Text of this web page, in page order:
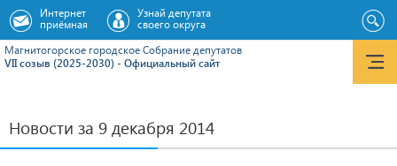
Магнитогорское городское Cобрание депутатов
VII созыв (2025-2030) - Официальный сайт
Интернет
приёмная
Узнай депутата
своего округа
Новости за 9 декабря 2014